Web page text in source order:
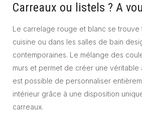
Carreaux ou listels ? A
Le carrelage rouge et blanc se trouve
cuisine ou dans les salles de bain
contemporaines. Le mélange des
murs et permet de créer une véritable
est possible de personnaliser
intérieur grâce à une disposition
carreaux.